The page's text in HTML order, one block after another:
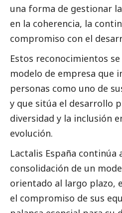
una forma de gestionar
en la coherencia, la
compromiso con el
Estos reconocimientos
modelo de empresa que
personas como uno de
y que sitúa el desarrollo
diversidad y la inclusión
evolución.
Lactalis España continúa
consolidación de un
orientado al largo plazo,
el compromiso de sus